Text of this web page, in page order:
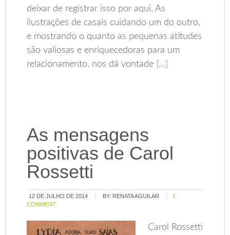
deixar de registrar isso por aqui. As
ilustrações de casais cuidando um do outro,
e mostrando o quanto as pequenas atitudes
são valiosas e enriquecedoras para um
relacionamento, nos dá vontade […]
As mensagens
positivas de Carol
Rossetti
12 DE JULHO DE 2014 BY: RENATA AGUILAR
1
COMMENT
Carol Rossetti